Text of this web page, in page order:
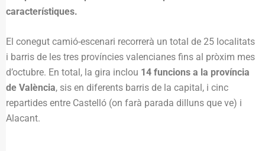
característiques.
El conegut camió-escenari recorrerà un total de 25 localitats
i barris de les tres províncies valencianes fins al pròxim mes
d’octubre. En total, la gira inclou 14 funcions a la província
de València, sis en diferents barris de la capital, i cinc
repartides entre Castelló (on farà parada dilluns que ve) i
Alacant.